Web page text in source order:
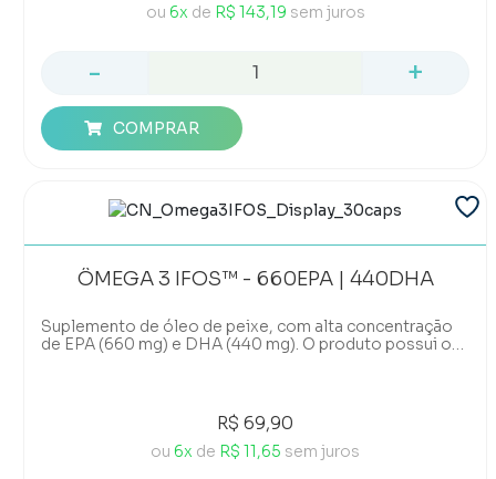
ou 6x de R$ 143,19 sem juros
- +
COMPRAR
ÔMEGA 3 IFOS™ - 660EPA | 440DHA
Suplemento de óleo de peixe, com alta concentração
de EPA (660 mg) e DHA (440 mg). O produto possui o
R$ 69,90
ou 6x de R$ 11,65 sem juros